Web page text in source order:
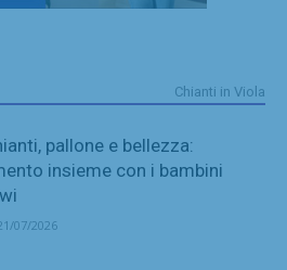
Chianti in Viola
pallone e bellezza:
insieme con i bambini
07/2026